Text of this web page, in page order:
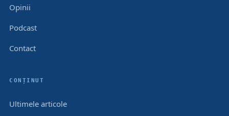
Opinii
Podcast
Contact
CONȚINUT
Ultimele articole